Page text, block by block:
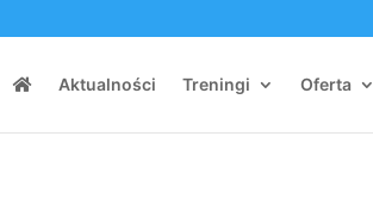
Aktualności Treningi Oferta